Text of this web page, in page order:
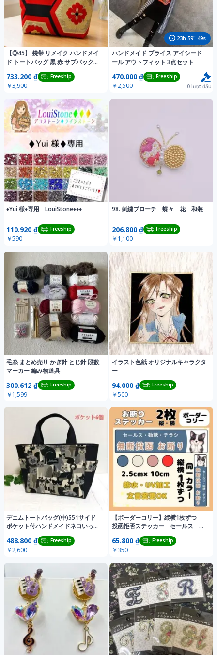
【◎45】 袋帯 リメイク ハンドメイ
ド トートバッグ 黒 赤 サブバックに
733.200 ₫ Freeship
￥3,900
23h 59" 46s
ハンドメイド ブライス アイシード
ール アウトフィット 3点セット
470.000 ₫ Freeship
￥2,500 0 lượt đấu
♦︎Yui 様♦︎専用 LouiStone♦︎♦︎♦︎
110.920 ₫ Freeship
￥590
98. 刺繍ブローチ 蝶々 花 和装
206.800 ₫ Freeship
￥1,100
毛糸 まとめ売り かぎ針 とじ針 段数
マーカー 編み物道具
300.612 ₫ Freeship
￥1,599
イラスト色紙 オリジナルキャラクタ
ー
94.000 ₫ Freeship
￥500
デニムトートバッグ(中)551サイド
ポケット付ハンドメイドネコいっぱ
い猫アニマル
488.800 ₫ Freeship
￥2,600
【ボーダーコリー】縦横1枚ずつ
投函拒否ステッカー セールス チ
ラシお断り 屋外
65.800 ₫ Freeship
￥350